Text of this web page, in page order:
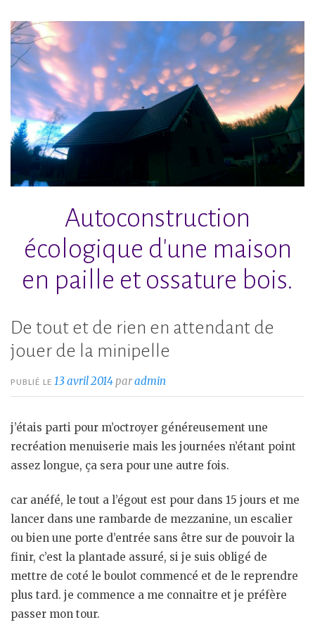
Accéder
au
contenu
principal
Autoconstruction
écologique d'une maison
en paille et ossature bois.
De tout et de rien en attendant de
jouer de la minipelle
PUBLIÉ LE 13 avril 2014paradmin
j’étais parti pour m’octroyer généreusement une
recréation menuiserie mais les journées n’étant point
assez longue, ça sera pour une autre fois.
car anéfé, le tout a l’égout est pour dans 15 jours et me
lancer dans une rambarde de mezzanine, un escalier
ou bien une porte d’entrée sans être sur de pouvoir la
finir, c’est la plantade assuré, si je suis obligé de
mettre de coté le boulot commencé et de le reprendre
plus tard. je commence a me connaitre et je préfère
passer mon tour.